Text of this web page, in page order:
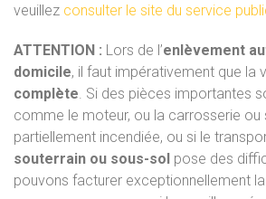
veuillez consulter le site du service
ATTENTION : Lors de l’enlèvement
domicile, il faut impérativement que la
complète Si des pièces importantes
comme le moteur, ou la carrosserie ou
partiellement incendiée, ou si le
souterrain ou sous-sol pose des
pouvons facturer exceptionnellement